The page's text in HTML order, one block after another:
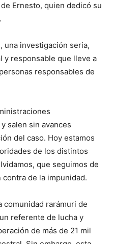
Ernesto, quien dedicó su
una investigación seria,
y responsable que lleve a
responsables de
salen sin avances
del caso. Hoy estamos
de los distintos
que seguimos de
de la impunidad.
comunidad rarámuri de
referente de lucha y
de más de 21 mil